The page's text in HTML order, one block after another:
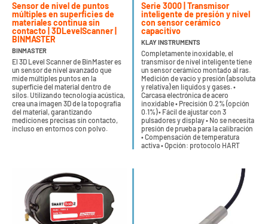
Sensor de nivel de puntos
múltiples en superficies de
materiales continua sin
contacto | 3DLevelScanner |
BINMASTER
BINMASTER
El 3D Level Scanner de BinMaster es
un sensor de nivel avanzado que
mide múltiples puntos en la
superficie del material dentro de
silos. Utilizando tecnología acústica,
crea una imagen 3D de la topografía
del material, garantizando
mediciones precisas sin contacto,
incluso en entornos con polvo.
Serie 3000 | Transmisor
inteligente de presión y nivel
con sensor cerámico
capacitivo
KLAY INSTRUMENTS
Completamente inoxidable, el
transmisor de nivel inteligente tiene
un sensor cerámico montado al ras.
Medición de vacío y presión (absoluta
y relativa) en líquidos y gases. •
Carcasa electrónica de acero
inoxidable • Precisión 0.2% (opción
0.1%) • Fácil de ajustar con 3
pulsadores y display • No se necesita
presión de prueba para la calibración
• Compensación de temperatura
activa • Opción: protocolo HART